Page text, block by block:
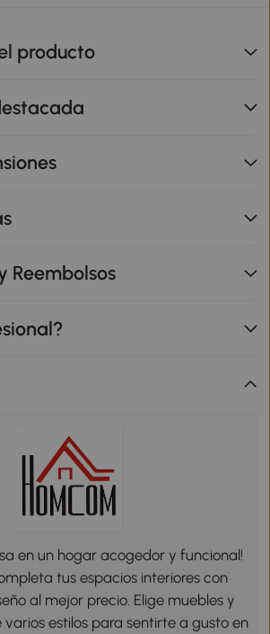
producto
Reembolsos
en un hogar acogedor y funcional!
tus espacios interiores con
al mejor precio. Elige muebles y
estilos para sentirte a gusto en